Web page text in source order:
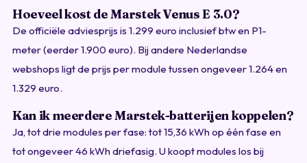
Hoeveel kost de Marstek Venus E 3.0?
De officiële adviesprijs is 1.299 euro inclusief btw en P1-
meter (eerder 1.900 euro). Bij andere Nederlandse
webshops ligt de prijs per module tussen ongeveer 1.264 en
1.329 euro.
Kan ik meerdere Marstek-batterijen koppelen?
Ja, tot drie modules per fase: tot 15,36 kWh op één fase en
tot ongeveer 46 kWh driefasig. U koopt modules los bij